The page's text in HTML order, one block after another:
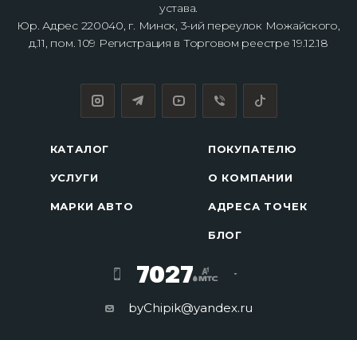
устава.
Юр. Адрес 220040, г. Минск, 3-ий переулок Можайского,
д.11, пом. 109 Регистрация в Торговом реестре 19.12.18
КАТАЛОГ
УСЛУГИ
МАРКИ АВТО
ПОКУПАТЕЛЮ
О КОМПАНИИ
АДРЕСА ТОЧЕК
БЛОГ
7027
byChipik@yandex.ru